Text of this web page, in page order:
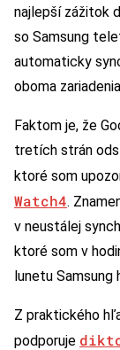
najlepší zážitok
so Samsung
automaticky
oboma
Faktom je, že
tretích strán
ktoré som
Watch4.
v neustálej
ktoré som v
lunetu Samsung
Z praktického
podporuje